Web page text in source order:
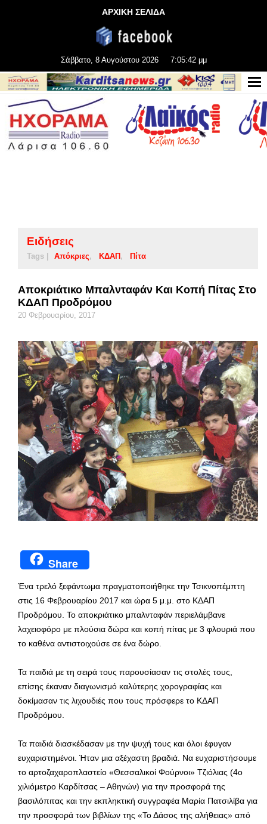
ΑΡΧΙΚΗ ΣΕΛΙΔΑ
Σάββατο, 8 Αυγούστου 2026 7:05:42 μμ
Ειδήσεις
Tags | Απόκριες ΚΔΑΠ Πίτα
Αποκριάτικο Μπαλνταφάν Και Κοπή Πίτας Στο
ΚΔΑΠ Προδρόμου
20 Φεβρουαρίου, 2017
Share
Ένα τρελό ξεφάντωμα πραγματοποιήθηκε την Τσικνοπέμπτη
στις 16 Φεβρουαρίου 2017 και ώρα 5 μ.μ. στο ΚΔΑΠ
Προδρόμου. Το αποκριάτικο μπαλνταφάν περιελάμβανε
λαχειοφόρο με πλούσια δώρα και κοπή πίτας με 3 φλουριά που
το καθένα αντιστοιχούσε σε ένα δώρο.
Τα παιδιά με τη σειρά τους παρουσίασαν τις στολές τους,
επίσης έκαναν διαγωνισμό καλύτερης χορογραφίας και
δοκίμασαν τις λιχουδιές που τους πρόσφερε το ΚΔΑΠ
Προδρόμου.
Τα παιδιά διασκέδασαν με την ψυχή τους και όλοι έφυγαν
ευχαριστημένοι. Ήταν μια αξέχαστη βραδιά. Να ευχαριστήσουμε
το αρτοζαχαροπλαστείο «Θεσσαλικοί Φούρνοι» Τζιόλιας (4ο
χιλιόμετρο Καρδίτσας – Αθηνών) για την προσφορά της
βασιλόπιτας και την εκπληκτική συγγραφέα Μαρία Πατσιλίβα για
την προσφορά των βιβλίων της «Το Δάσος της αλήθειας» από